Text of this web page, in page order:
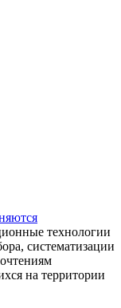
технологии
систематизации
на территории